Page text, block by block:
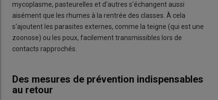
mycoplasme, pasteurelles et d'autres s'échangent aussi
aisément que les rhumes à la rentrée des classes. À cela
s'ajoutent les parasites externes, comme la teigne (qui est une
zoonose) ou les poux, facilement transmissibles lors de
contacts rapprochés.
Des mesures de prévention indispensables
au retour